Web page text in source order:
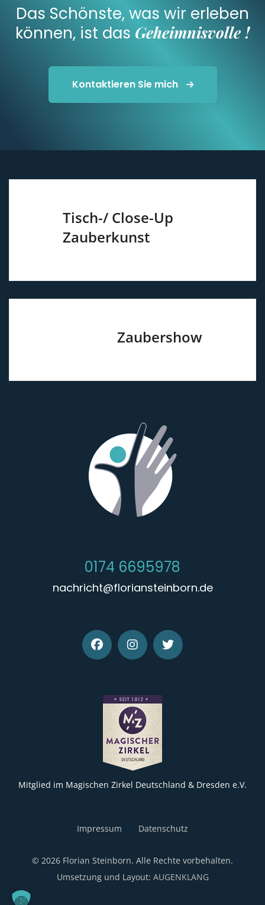
Das Schönste, was wir erleben
können, ist das Geheimnisvolle !
Kontaktieren Sie mich
navigation
Tisch-/ Close-Up
Zauberkunst
Zaubershow
0174 6695978
nachricht@floriansteinborn.de
Mitglied im Magischen Zirkel Deutschland & Dresden e.V.
Impressum Datenschutz
© 2026 Florian Steinborn. Alle Rechte vorbehalten.
Umsetzung und Layout: AUGENKLANG